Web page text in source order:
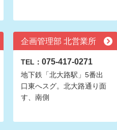
企画管理部 北営業所
TEL： 075-417-0271
地下鉄「北大路駅」5番出
口東へスグ。北大路通り面
す、南側